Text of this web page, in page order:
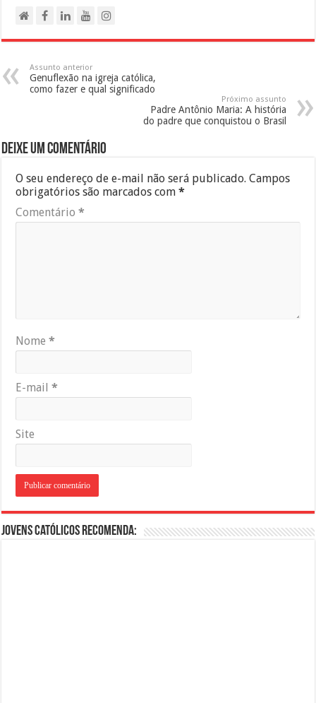
Assunto anterior
Genuflexão na igreja católica,
como fazer e qual significado
Próximo assunto
Padre Antônio Maria: A história
do padre que conquistou o Brasil
Deixe um comentário
O seu endereço de e-mail não será publicado. Campos
obrigatórios são marcados com*
Comentário*
Nome*
E-mail*
Site
Jovens Católicos Recomenda: